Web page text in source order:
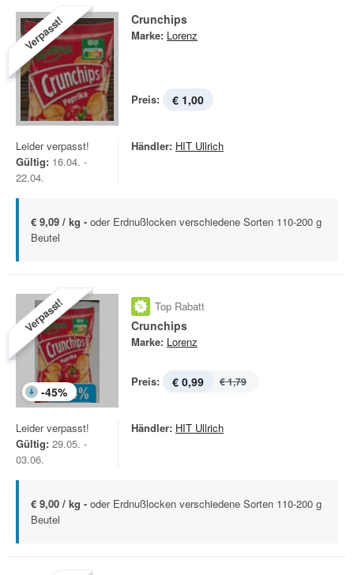
Verpasst! Crunchips
Marke: Lorenz
Preis: € 1,00
Leider verpasst!
Gültig: 16.04. -
22.04.
Händler: HIT Ullrich
€ 9,09 / kg - oder Erdnußlocken verschiedene Sorten 110-200 g
Beutel
Verpasst!
-45%
Top Rabatt
Crunchips
Marke: Lorenz
Preis: € 0,99 € 1,79
Leider verpasst!
Gültig: 29.05. -
03.06.
Händler: HIT Ullrich
€ 9,00 / kg - oder Erdnußlocken verschiedene Sorten 110-200 g
Beutel